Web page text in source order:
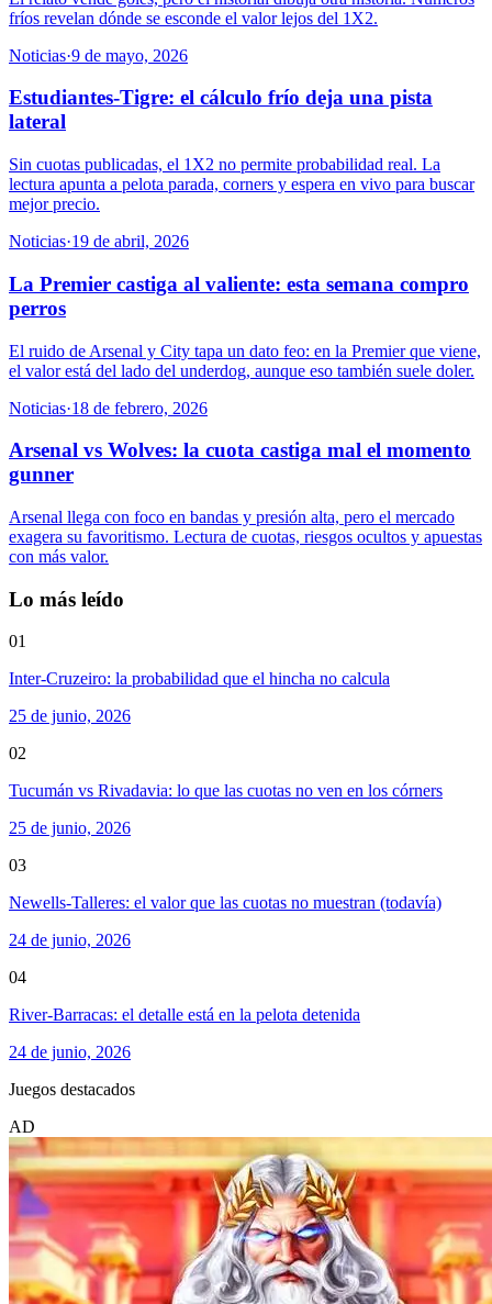
fríos revelan dónde se esconde el valor lejos del 1X2.
Noticias·9 de mayo, 2026
Estudiantes-Tigre: el cálculo frío deja una pista
lateral
Sin cuotas publicadas, el 1X2 no permite probabilidad real. La
lectura apunta a pelota parada, corners y espera en vivo para buscar
mejor precio.
Noticias·19 de abril, 2026
La Premier castiga al valiente: esta semana compro
perros
El ruido de Arsenal y City tapa un dato feo: en la Premier que viene,
el valor está del lado del underdog, aunque eso también suele doler.
Noticias·18 de febrero, 2026
Arsenal vs Wolves: la cuota castiga mal el momento
gunner
Arsenal llega con foco en bandas y presión alta, pero el mercado
exagera su favoritismo. Lectura de cuotas, riesgos ocultos y apuestas
con más valor.
Lo más leído
01
Inter-Cruzeiro: la probabilidad que el hincha no calcula
25 de junio, 2026
02
Tucumán vs Rivadavia: lo que las cuotas no ven en los córners
25 de junio, 2026
03
Newells-Talleres: el valor que las cuotas no muestran (todavía)
24 de junio, 2026
04
River-Barracas: el detalle está en la pelota detenida
24 de junio, 2026
Juegos destacados
AD